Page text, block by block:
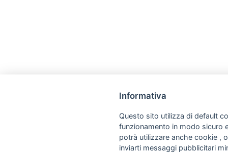
Informativa
Questo sito utilizza di default
funzionamento in modo sicuro
potrà utilizzare anche cookie ,
inviarti messaggi pubblicitari